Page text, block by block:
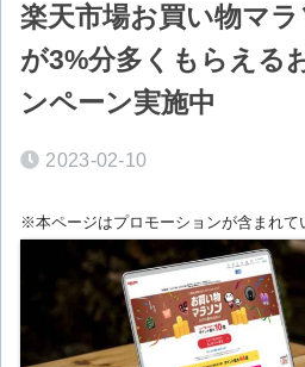
楽天市場お買い物マ
が3%分多くもらえる
ンペーン実施中
2023-02-10
※本ページはプロモーションが含まれて